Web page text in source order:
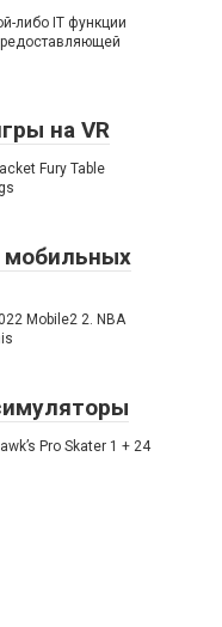
либо IT функции
на VR
Fury Table
мобильных
Mobile2 2. NBA
Pro Skater 1 + 24